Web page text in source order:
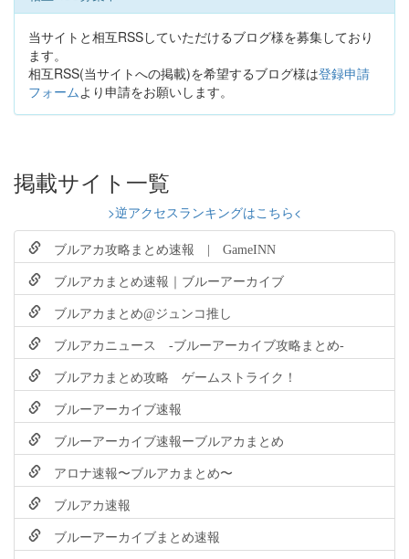
当サイトと相互RSSしていただけるブログ様を募集しており
ます。
相互RSS(当サイトへの掲載)を希望するブログ様は登録申請
フォームより申請をお願いします。
掲載サイト一覧
>逆アクセスランキングはこちら<
ブルアカ攻略まとめ速報 | GameINN
ブルアカまとめ速報｜ブルーアーカイブ
ブルアカまとめ@ジュンコ推し
ブルアカニュース -ブルーアーカイブ攻略まとめ-
ブルアカまとめ攻略 ゲームストライク！
ブルーアーカイブ速報
ブルーアーカイブ速報ーブルアカまとめ
アロナ速報〜ブルアカまとめ〜
ブルアカ速報
ブルーアーカイブまとめ速報